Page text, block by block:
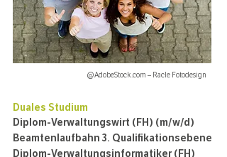
Duales Studium
Diplom-Verwaltungswirt (FH) (m/w/d)
Beamtenlaufbahn 3. Qualifikationsebene
Diplom-Verwaltungsinformatiker (FH)
@AdobeStock.com – Racle Fotodesign